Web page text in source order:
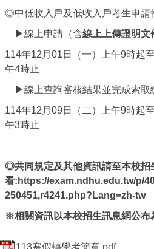
◎中低收入戶及低收入戶考生申請
▶線上申請（含線上上傳證明文
114年12月01日（一）上午9時起
午4時止
▶線上查詢審核結果並完成索取
114年12月09日（二）上午9時起
午3時止
◎共同規定及其他資訊請至本校招
看: https://exam.ndhu.edu.tw/p/
250451,r4241.php?Lang=zh-tw
※相關資訊以本校招生訊息網公布
113寒假轉學考簡章.pdf